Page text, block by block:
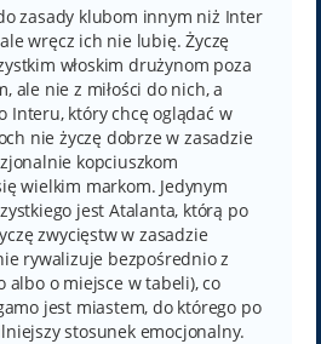
zasady klubom innym niż Inter
wręcz ich nie lubię. Życzę
włoskim drużynom poza
ale nie z miłości do nich, a
Interu, który chcę oglądać w
nie życzę dobrze w zasadzie
kopciuszkom
wielkim markom. Jedynym
jest Atalanta, którą po
zwycięstw w zasadzie
rywalizuje bezpośrednio z
albo o miejsce w tabeli), co
jest miastem, do którego po
stosunek emocjonalny.